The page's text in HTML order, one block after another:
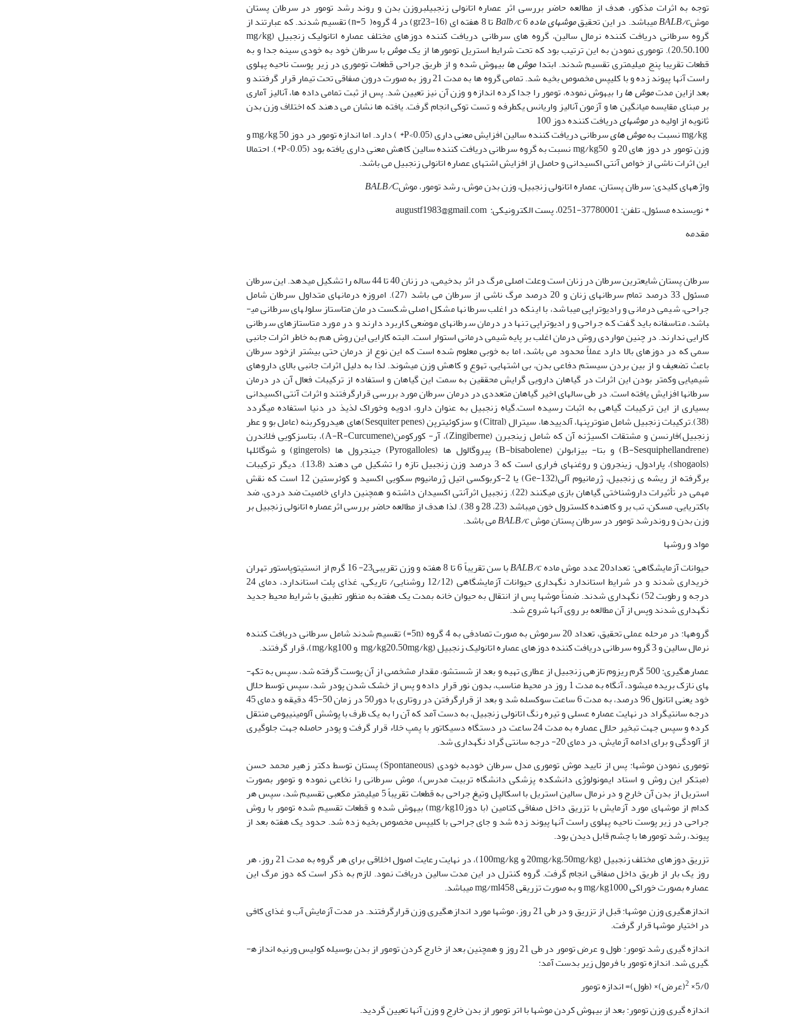
توجه به اثرات مذکور، هدف از مطالعه حاضر بررسی اثر عصاره اتانولی زنجبیلبروزن بدن و روند رشد تومور در سرطان پستان
موشBALB/cمی­باشد. در این تحقیقموشهای ماده Balb/c
6 تا 8 هفته ای (gr23-16) در 4 گروه( n=5) تقسیم شدند. که عبارتند از
گروه سرطانی دریافت کننده نرمال سالین، گروه های سرطانی دریافت کننده دوزهای مختلف عصاره اتانولیک زنجبیل (mg/kg
20،50،100). توموری نمودن به این ترتیب بود که تحت شرایط استریل تومورها از یک
موشبا سرطان خود به خودی سینه جدا و به
قطعات تقریبا پنج میلیمتری تقسیم شدند. ابتداموشها بیهوش شده و از طریق جراحی قطعات توموری در زیر پوست ناحیه پهلوی
راست آنها پیوند زده و با کلیپس مخصوص بخیه شد. تمامی گروه ها به مدت 21 روز به صورت درون صفاقی تحت تیمار قرار گرفتند و
بعد ازاین مدتموش هارا بیهوش نموده، تومور را جدا کرده اندازه و وزن آن نیز تعیین شد. پس از ثبت تمامی داده ها، آنالیز آماری
بر مبنای مقایسه میانگین ها و آزمون آنالیز واریانس یکطرفه و تست توکی انجام گرفت. یافته ها نشان می دهند که اختلاف وزن بدن
ثانویه از اولیه درموشهایدریافت کننده دوز 100
mg/kg نسبت به
موش های
سرطانی دریافت کننده سالین افزایش معنی داری (P<0.05* ) دارد. اما اندازه تومور در دوز mg/kg 50 و
وزن تومور در دوز های 20 و mg/kg50 نسبت به گروه سرطانی دریافت کننده سالین کاهش معنی داری یافته بود (P<0.05*). احتمالا
این اثرات ناشی از خواص آنتی اکسیدانی و حاصل از افزایش اشتهای عصاره اتانولی زنجبیل می باشد.
واژه­های کلیدی: سرطان پستان، عصاره اتانولی زنجبیل، وزن بدن موش، رشد تومور، موشBALB/C
* نویسنده مسئول، تلفن: 37780001-0251، پست الکترونیکی:
augustf1983@gmail.com
مقدمه
سرطان پستان شایع­ترین سرطان در زنان است وعلت اصلی مرگ در اثر بدخیمی، در زنان 40 تا 44 ساله را تشکیل می­دهد. این سرطان
مسئول 33 درصد تمام سرطان­های زنان و 20 درصد مرگ ناشی از سرطان می باشد (27). امروزه درمان­های متداول سرطان شامل
جراحی، شیمی درمانی و رادیوتراپی می­باشد، با اینکه در اغلب سرطانها مشکل اصلی شکست درمان متاستاز سلولهای سرطانی می­
باشد، متاسفانه باید گفت که جراحی و رادیوتراپی تنها در درمان سرطان­های موضعی کاربرد دارند و در مورد متاستازهای سرطانی
کارایی ندارند. در چنین مواردی روش درمان اغلب بر پایه شیمی درمانی استوار است. البته کارایی این روش هم به خاطر اثرات جانبی
سمی که در دوزهای بالا دارد عملاً محدود می باشد، اما به خوبی معلوم شده است که این نوع از درمان حتی بیشتر ازخود سرطان
باعث تضعیف و از بین بردن سیستم دفاعی بدن، بی اشتهایی، تهوع و کاهش وزن می­شوند. لذا به دلیل اثرات جانبی بالای داروهای
شیمیایی وکمتر بودن این اثرات در گیاهان دارویی گرایش محققین به سمت این گیاهان و استفاده از ترکیبات فعال آن در درمان
سرطانها افزایش یافته است. در طی سالهای اخیر گیاهان متعددی در درمان سرطان مورد بررسی قرارگرفتند و اثرات آنتی اکسیدانی
بسیاری از این ترکیبات گیاهی به اثبات رسیده است.گیاه زنجبیل به عنوان دارو، ادویه وخوراک لذیذ در دنیا استفاده می­گردد
(38).ترکیبات زنجبیل شامل منوترپن­ها، آلدییدها، سیترال (Citral) و سزکوئی­ترپن (Sesquiter penes)­های هیدروکربنه (عامل بو و عطر
زنجبیل)فارنسن و مشتقات اکسیژنه آن که شامل زینجبرن (Zingiberne)، آر- کورکومن(A-R-Curcumene)، بتاسزکویی فلاندرن
(B-Sesquiphellandrene) و بتا- بیزابولن (B-bisabolene) پیروگالول ها (Pyrogalloles) جینجرول ها (gingerols) و شوگائل­ها
(shogaols)، پارادول، زینجرون و روغن­های فراری است که 3 درصد وزن زنجبیل تازه را تشکیل می دهند (13،8). دیگر ترکیبات
برگرفته از ریشه ی زنجبیل، ژرمانیوم آلی(Ge-132) یا 2-کربوکسی اتیل ژرمانیوم سکویی اکسید و کوئرستین 12 است که نقش
مهمی در تأثیرات داروشناختی گیاهان بازی می­کنند (22). زنجبیل اثرآنتی اکسیدان داشته و همچنین دارای خاصیت ضد دردی، ضد
باکتریایی، مسکن، تب بر و کاهنده کلسترول خون می­باشد (23، 28 و 38). لذا هدف از مطالعه حاضر بررسی اثرعصاره اتانولی زنجبیل بر
وزن بدن و روندرشد تومور در سرطان پستان موشBALB/cمی باشد.
مواد و روشها
حیوانات آزمایشگاهی: تعداد20 عدد موش ماده
BALB/c
با سن تقریباً 6 تا 8 هفته و وزن تقریبی23- 16 گرم از انستیتوپاستور تهران
خریداری شدند و در شرایط استاندارد نگهداری حیوانات آزمایشگاهی (12/12 روشنایی/ تاریکی، غذای پلت استاندارد، دمای 24
درجه و رطوبت 52) نگهداری شدند. ضمناً موشها پس از انتقال به حیوان خانه بمدت یک هفته به منظور تطبیق با شرایط محیط جدید
نگهداری شدند وپس از آن مطالعه بر روی آنها شروع شد.
گروه­ها: در مرحله عملی تحقیق، تعداد 20 سرموش به صورت تصادفی به 4 گروه (5n=) تقسیم شدند شامل سرطانی دریافت کننده
نرمال سالین و 3 گروه سرطانی دریافت کننده دوزهای عصاره اتانولیک زنجبیل (mg/kg20،50mg/kg و mg/kg100)، قرار گرفتند.
عصاره­گیری: 500 گرم ریزوم تازه­ی زنجبیل از عطاری تهیه و بعد از شستشو، مقدار مشخصی از آن پوست گرفته شد، سپس به تکه­
های نازک بریده می­شود، آنگاه به مدت 1 روز در محیط مناسب، بدون نور قرار داده و پس از خشک شدن پودر شد، سپس توسط حلال
خود یعنی اتانول 96 درصد، به مدت 6 ساعت سوکسله شد و بعد از قرارگرفتن در روتاری با دور50 در زمان 50-45 دقیقه و دمای 45
درجه سانتی­گراد در نهایت عصاره عسلی و تیره رنگ اتانولی زنجبیل، به دست آمد که آن را به یک ظرف با پوشش آلومینییومی منتقل
کرده و سپس جهت تبخیر حلال عصاره به مدت 24 ساعت در دستگاه دسیکاتور با پمپ خلاء قرار گرفت و پودر حاصله جهت جلوگیری
از آلودگی و برای ادامه آزمایش، در دمای 20- درجه سانتی گراد نگهداری شد.
توموری نمودن موشها: پس از تایید موش توموری مدل سرطان خودبه خودی (Spontaneous) پستان توسط دکتر زهیر محمد حسن
(مبتکر این روش و استاد ایمونولوژی دانشکده پزشکی دانشگاه تربیت مدرس)، موش سرطانی را نخاعی نموده و تومور بصورت
استریل از بدن آن خارج و در نرمال سالین استریل با اسکالپل وتیغ جراحی به قطعات تقریباً 5 میلی­متر مکعبی تقسیم شد، سپس هر
کدام از موشهای مورد آزمایش با تزریق داخل صفاقی کتامین (با دوزmg/kg10) بیهوش شده و قطعات تقسیم شده تومور با روش
جراحی در زیر پوست ناحیه پهلوی راست آنها پیوند زده شد و جای جراحی با کلیپس مخصوص بخیه زده شد. حدود یک هفته بعد از
پیوند، رشد تومورها با چشم قابل دیدن بود.
تزریق دوزهای مختلف زنجبیل (20mg/kg،50mg/kg و 100mg/kg)، در نهایت رعایت اصول اخلاقی برای هر گروه به مدت 21 روز، هر
روز یک بار از طریق داخل صفاقی انجام گرفت. گروه کنترل در این مدت سالین دریافت نمود. لازم به ذکر است که دوز مرگ این
عصاره بصورت خوراکی mg/kg1000 و به صورت تزریقی mg/ml458 می­باشد.
اندازه­گیری وزن موشها: قبل از تزریق و در طی 21 روز، موشها مورد اندازه­گیری وزن قرارگرفتند. در مدت آزمایش آب و غذای کافی
در اختیار موشها قرار گرفت.
اندازه گیری رشد تومور: طول و عرض تومور در طی 21 روز و همچنین بعد از خارج کردن تومور از بدن بوسیله کولیس ورنیه اندازه­
گیری شد. اندازه تومور با فرمول زیر بدست آمد:
5/0×
2(عرض)× (طول)= اندازه تومور
اندازه گیری وزن تومور: بعد از بیهوش کردن موش­ها با اتر تومور از بدن خارج و وزن آنها تعیین گردید.